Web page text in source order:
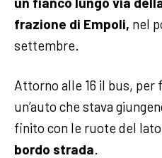
frazione di Empoli, nel
settembre.
Attorno alle 16 il bus, per
un’auto che stava
finito con le ruote del
bordo strada.